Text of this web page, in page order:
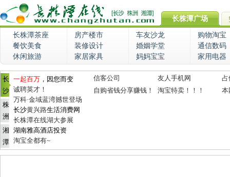
长株潭广场
长株潭茶座 房产楼市 车友沙龙
购物淘宝
餐饮美食
装修设计 婚姻学堂
通信数码
休闲旅游
家居家具 妈妈宝宝 家用电器
长
沙
株
洲
湘
潭
一起百万 ，因您而变
诚聘英才！
万科·金域蓝湾撼世登场
长沙黄兴路生活消费网
长株潭在线湖大参展
湖南雅高酒店投资
淘宝全都有~
信客公司 友人手机网
占
自购省钱分享赚钱！
淘宝特卖！！！ 本